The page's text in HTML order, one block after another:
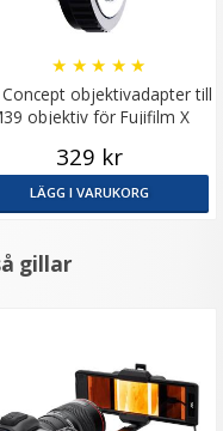
Concept objektivadapter till
objektiv för Fujifilm X
★ ★ ★ ★ ★
329 kr
LÄGG I VARUKORG
gillar